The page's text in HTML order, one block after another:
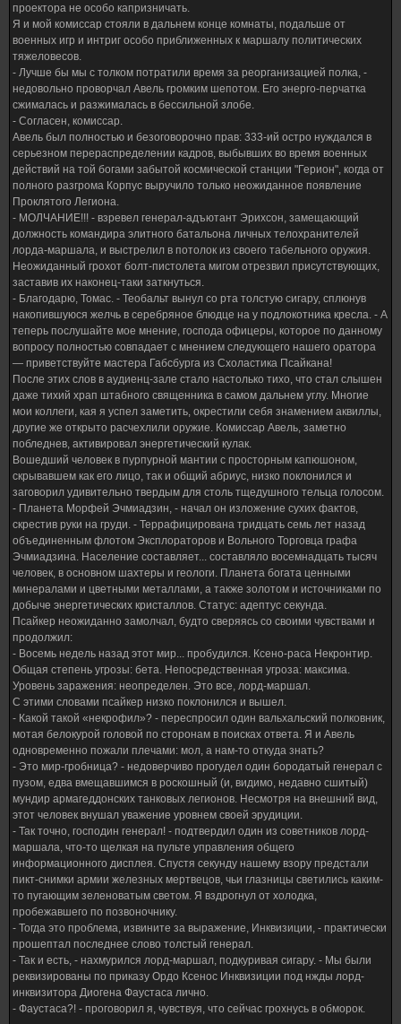
проектора не особо капризничать.
Я и мой комиссар стояли в дальнем конце комнаты, подальше от
военных игр и интриг особо приближенных к маршалу политических
тяжеловесов.
- Лучше бы мы с толком потратили время за реорганизацией полка, -
недовольно проворчал Авель громким шепотом. Его энерго-перчатка
сжималась и разжималась в бессильной злобе.
- Согласен, комиссар.
Авель был полностью и безоговорочно прав: 333-ий остро нуждался в
серьезном перераспределении кадров, выбывших во время военных
действий на той богами забытой космической станции "Герион", когда от
полного разгрома Корпус выручило только неожиданное появление
Проклятого Легиона.
- МОЛЧАНИЕ!!! - взревел генерал-адъютант Эрихсон, замещающий
должность командира элитного батальона личных телохранителей
лорда-маршала, и выстрелил в потолок из своего табельного оружия.
Неожиданный грохот болт-пистолета мигом отрезвил присутствующих,
заставив их наконец-таки заткнуться.
- Благодарю, Томас. - Теобальт вынул со рта толстую сигару, сплюнув
накопившуюся желчь в серебряное блюдце на у подлокотника кресла. - А
теперь послушайте мое мнение, господа офицеры, которое по данному
вопросу полностью совпадает с мнением следующего нашего оратора
— приветствуйте мастера Габсбурга из Схоластика Псайкана!
После этих слов в аудиенц-зале стало настолько тихо, что стал слышен
даже тихий храп штабного священника в самом дальнем углу. Многие
мои коллеги, кая я успел заметить, окрестили себя знамением аквиллы,
другие же открыто расчехлили оружие. Комиссар Авель, заметно
побледнев, активировал энергетический кулак.
Вошедший человек в пурпурной мантии с просторным капюшоном,
скрывавшем как его лицо, так и общий абриус, низко поклонился и
заговорил удивительно твердым для столь тщедушного тельца голосом.
- Планета Морфей Эчмиадзин, - начал он изложение сухих фактов,
скрестив руки на груди. - Террафицирована тридцать семь лет назад
объединенным флотом Эксплораторов и Вольного Торговца графа
Эчмиадзина. Население составляет... составляло восемнадцать тысяч
человек, в основном шахтеры и геологи. Планета богата ценными
минералами и цветными металлами, а также золотом и источниками по
добыче энергетических кристаллов. Статус: адептус секунда.
Псайкер неожиданно замолчал, будто сверяясь со своими чувствами и
продолжил:
- Восемь недель назад этот мир... пробудился. Ксено-раса Некронтир.
Общая степень угрозы: бета. Непосредственная угроза: максима.
Уровень заражения: неопределен. Это все, лорд-маршал.
С этими словами псайкер низко поклонился и вышел.
- Какой такой «некрофил»? - переспросил один вальхальский полковник,
мотая белокурой головой по сторонам в поисках ответа. Я и Авель
одновременно пожали плечами: мол, а нам-то откуда знать?
- Это мир-гробница? - недоверчиво прогудел один бородатый генерал с
пузом, едва вмещавшимся в роскошный (и, видимо, недавно сшитый)
мундир армагеддонских танковых легионов. Несмотря на внешний вид,
этот человек внушал уважение уровнем своей эрудиции.
- Так точно, господин генерал! - подтвердил один из советников лорд-
маршала, что-то щелкая на пульте управления общего
информационного дисплея. Спустя секунду нашему взору предстали
пикт-снимки армии железных мертвецов, чьи глазницы светились каким-
то пугающим зеленоватым светом. Я вздрогнул от холодка,
пробежавшего по позвоночнику.
- Тогда это проблема, извините за выражение, Инквизиции, - практически
прошептал последнее слово толстый генерал.
- Так и есть, - нахмурился лорд-маршал, подкуривая сигару. - Мы были
реквизированы по приказу Ордо Ксенос Инквизиции под нжды лорд-
инквизитора Диогена Фаустаса лично.
- Фаустаса?! - проговорил я, чувствуя, что сейчас грохнусь в обморок.